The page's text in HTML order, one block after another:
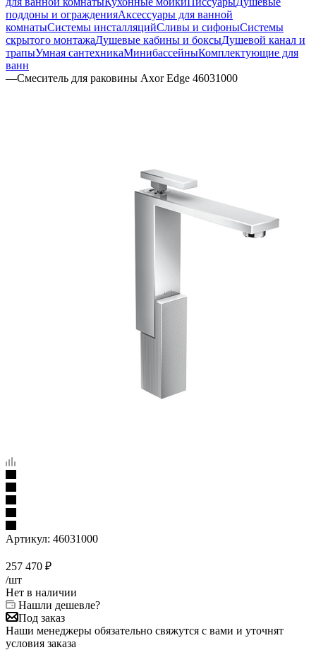
поддоны и огражденияАксессуары для ванной
комнатыСистемы инсталляцийСливы и сифоныСистемы
скрытого монтажаДушевые кабины и боксыДушевой канал и
трапыУмная сантехникаМинибассейныКомплектующие для
ванн
—Смеситель для раковины Axor Edge 46031000
Артикул: 46031000
257 470 ₽
/шт
Нет в наличии
Нашли дешевле?
Под заказ
Наши менеджеры обязательно свяжутся с вами и уточнят
условия заказа